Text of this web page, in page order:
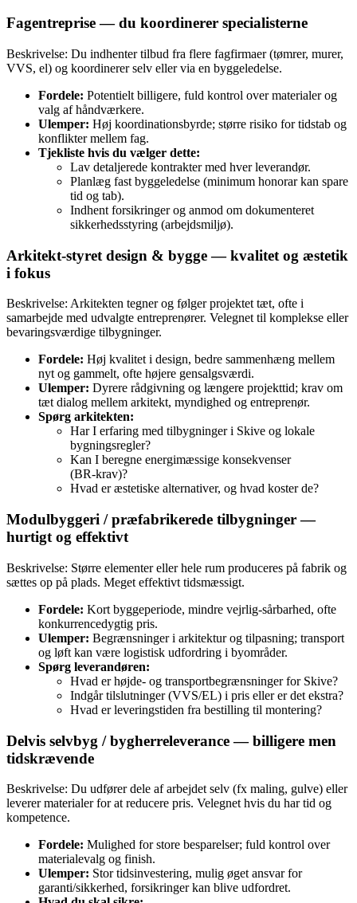
Fagentreprise — du koordinerer specialisterne
Beskrivelse: Du indhenter tilbud fra flere fagfirmaer (tømrer, murer,
VVS, el) og koordinerer selv eller via en byggeledelse.
Fordele: Potentielt billigere, fuld kontrol over materialer og
valg af håndværkere.
Ulemper: Høj koordinationsbyrde; større risiko for tidstab og
konflikter mellem fag.
Tjekliste hvis du vælger dette:
Lav detaljerede kontrakter med hver leverandør.
Planlæg fast byggeledelse (minimum honorar kan spare
tid og tab).
Indhent forsikringer og anmod om dokumenteret
sikkerhedsstyring (arbejdsmiljø).
Arkitekt‑styret design & bygge — kvalitet og æstetik
i fokus
Beskrivelse: Arkitekten tegner og følger projektet tæt, ofte i
samarbejde med udvalgte entreprenører. Velegnet til komplekse eller
bevaringsværdige tilbygninger.
Fordele: Høj kvalitet i design, bedre sammenhæng mellem
nyt og gammelt, ofte højere gensalgsværdi.
Ulemper: Dyrere rådgivning og længere projekttid; krav om
tæt dialog mellem arkitekt, myndighed og entreprenør.
Spørg arkitekten:
Har I erfaring med tilbygninger i Skive og lokale
bygningsregler?
Kan I beregne energimæssige konsekvenser
(BR‑krav)?
Hvad er æstetiske alternativer, og hvad koster de?
Modulbyggeri / præfabrikerede tilbygninger —
hurtigt og effektivt
Beskrivelse: Større elementer eller hele rum produceres på fabrik og
sættes op på plads. Meget effektivt tidsmæssigt.
Fordele: Kort byggeperiode, mindre vejrlig‑sårbarhed, ofte
konkurrencedygtig pris.
Ulemper: Begrænsninger i arkitektur og tilpasning; transport
og løft kan være logistisk udfordring i byområder.
Spørg leverandøren:
Hvad er højde- og transportbegrænsninger for Skive?
Indgår tilslutninger (VVS/EL) i pris eller er det ekstra?
Hvad er leveringstiden fra bestilling til montering?
Delvis selvbyg / bygherreleverance — billigere men
tidskrævende
Beskrivelse: Du udfører dele af arbejdet selv (fx maling, gulve) eller
leverer materialer for at reducere pris. Velegnet hvis du har tid og
kompetence.
Fordele: Mulighed for store besparelser; fuld kontrol over
materialevalg og finish.
Ulemper: Stor tidsinvestering, mulig øget ansvar for
garanti/sikkerhed, forsikringer kan blive udfordret.